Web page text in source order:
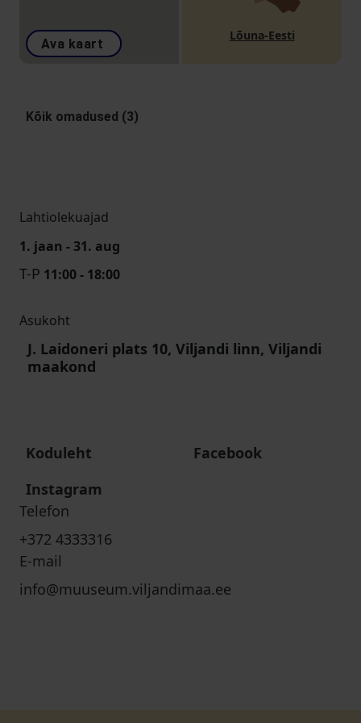
Ava kaart
Lõuna-Eesti
Kõik omadused (3)
Lahtiolekuajad
1. jaan - 31. aug
T-P 11:00 - 18:00
Asukoht
J. Laidoneri plats 10, Viljandi linn, Viljandi
maakond
Koduleht
Facebook
Instagram
Telefon
+372 4333316
E-mail
info@muuseum.viljandimaa.ee